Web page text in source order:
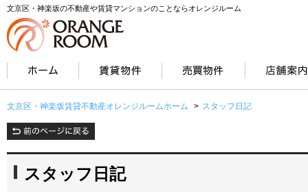
文京区・神楽坂の不動産や賃貸マンションのことならオレンジルーム
文京区・神楽坂賃貸不動産オレンジルームホーム > スタッフ日記
スタッフ日記